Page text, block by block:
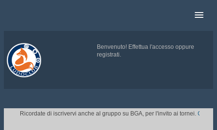
Benvenuto! Effettua l'accesso oppure
registrati.
.
Ricordate di iscrivervi anche al gruppo su BGA, per l'invito ai tornei.